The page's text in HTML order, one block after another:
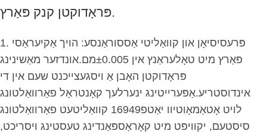
פּראָדוקטן קנק פּאַרץ.
1. פּרעסיסיאָן און קוואַליטי אַססוראַנסע: הויך אַקיעראַסי
פּאַרץ מיט טאָלעראַנץ אין ±0.005מם.אונדזער מאַשינינג
פּראָדוקטן האָבן אַ ויסגעצייכנט שעם אין די
אינדוסטריע.אַפּערייטינג ינערלעך קאָנטראָל פאַרוואַלטונג
לויט אָטאַמאָוטיוו יאַטפ16949 קוואַליטעט פאַרוואַלטונג
סיסטעם, יקוויפּט מיט קאָראַספּאַנדינג טעסטינג ויסריכט,